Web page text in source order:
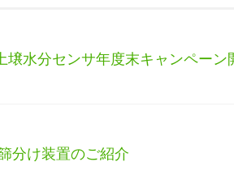
壌水分センサ年度末キャンペーン
分け装置のご紹介